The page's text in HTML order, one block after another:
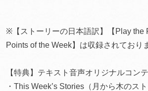
※【ストーリーの日本語訳】【Play the
Points of the Week】は収録されており
【特典】テキスト音声オリジナルコン
・This Week’s Stories（月から木のス